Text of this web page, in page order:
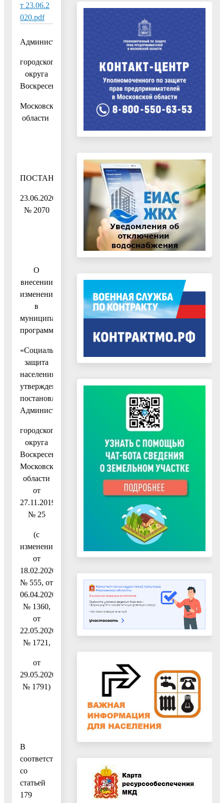
т 23.06.2
020.pdf
Администрация
городского
округа
Воскресенск
Московской
области
ПОСТАНОВЛЕНИЕ
23.06.2020
№ 2070
О
внесении
изменений
в
муниципальную
программу
«Социальная
защита
населения»,
утвержденную
постановлением
Администрации
городского
округа
Воскресенск
Московской
области
от
27.11.2019
№ 25
(с
изменениями
от
18.02.2020
№ 555, от
06.04.2020
№ 1360,
от
22.05.2020
№ 1721,
от
29.05.2020
№ 1791)
В
соответствии
со
статьей
179